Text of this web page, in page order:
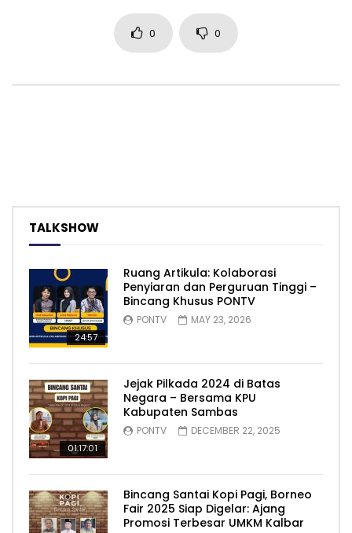
0 0
TALKSHOW
24:57
Ruang Artikula: Kolaborasi
Penyiaran dan Perguruan Tinggi –
Bincang Khusus PONTV
PONTV MAY 23, 2026
01:17:01
Jejak Pilkada 2024 di Batas
Negara – Bersama KPU
Kabupaten Sambas
PONTV DECEMBER 22, 2025
Bincang Santai Kopi Pagi, Borneo
Fair 2025 Siap Digelar: Ajang
Promosi Terbesar UMKM Kalbar